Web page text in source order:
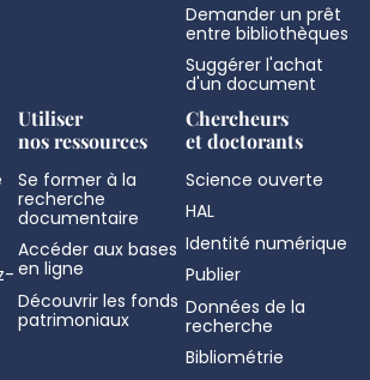
Demander un prêt
entre bibliothèques
Suggérer l'achat
d'un document
Utiliser
nos ressources
Se former à la
recherche
documentaire
Accéder aux bases
en ligne
Découvrir les fonds
patrimoniaux
Chercheurs
et doctorants
Science ouverte
HAL
Identité numérique
Publier
Données de la
recherche
Bibliométrie